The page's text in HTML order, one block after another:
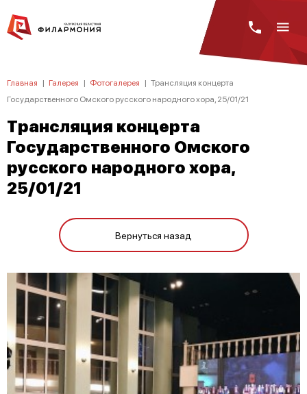
Главная | Галерея | Фотогалерея | Трансляция концерта
Государственного Омского русского народного хора, 25/01/21
Трансляция концерта
Государственного Омского
русского народного хора,
25/01/21
Вернуться назад